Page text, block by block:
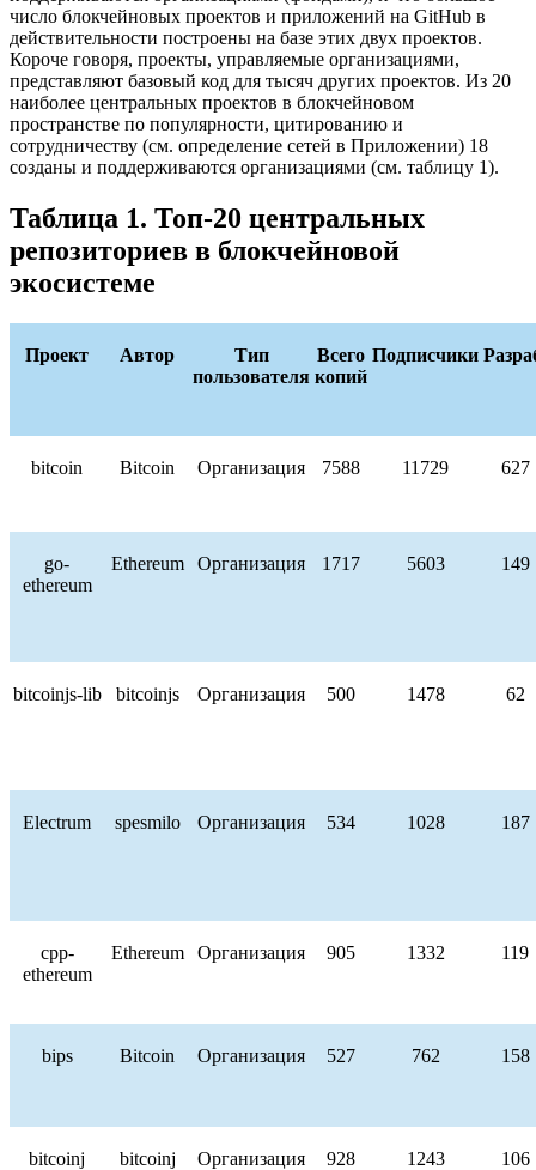
число блокчейновых проектов и приложений на GitHub в
действительности построены на базе этих двух проектов.
Короче говоря, проекты, управляемые организациями,
представляют базовый код для тысяч других проектов. Из 20
наиболее центральных проектов в блокчейновом
пространстве по популярности, цитированию и
сотрудничеству (см. определение сетей в Приложении) 18
созданы и поддерживаются организациями (см. таблицу 1).
Таблица 1. Топ-20 центральных
репозиториев в блокчейновой
экосистеме
Проект Автор
Тип
пользователя
Всего
копий
Подписчики Разра
bitcoin Bitcoin Организация 7588 11729 627
go-
ethereum
Ethereum Организация 1717 5603 149
bitcoinjs-lib bitcoinjs Организация 500 1478 62
Electrum spesmilo Организация 534 1028 187
cpp-
ethereum
Ethereum Организация 905 1332 119
bips Bitcoin Организация 527 762 158
bitcoinj bitcoinj Организация 928 1243 106